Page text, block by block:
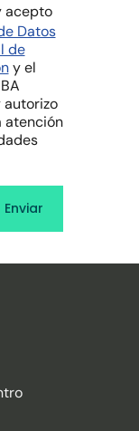
acepto
Datos
de
y el
autorizo
atención